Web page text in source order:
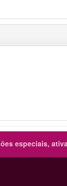
especiais,